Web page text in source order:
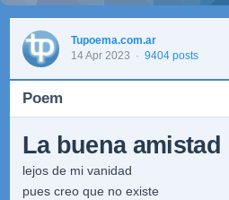
Tupoema.com.ar
14 Apr 2023 · 9404 posts
Poem
La buena amistad
lejos de mi vanidad
pues creo que no existe